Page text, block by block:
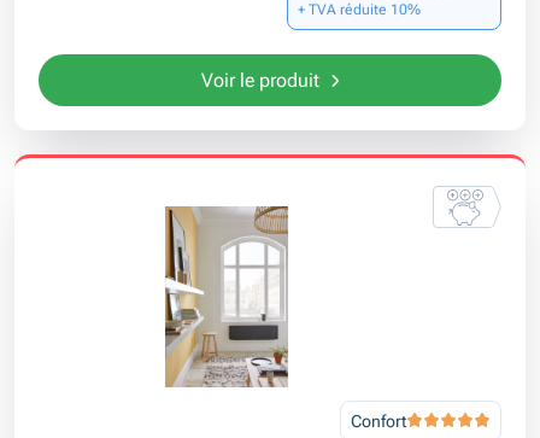
+ TVA réduite 10%
Voir le produit
Confort